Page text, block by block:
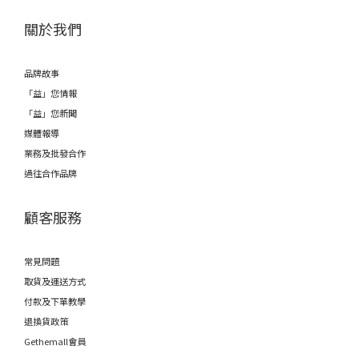
關於我們
品牌故事
「益」您情報
「益」您新聞
媒體報導
業務及批發合作
過往合作品牌
顧客服務
常見問題
取貨及運送方式
付款及下單教學
退換貨政策
Gethemall會員